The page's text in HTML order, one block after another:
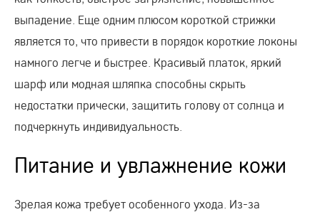
выпадение. Еще одним плюсом короткой стрижки
является то, что привести в порядок короткие локоны
намного легче и быстрее. Красивый платок, яркий
шарф или модная шляпка способны скрыть
недостатки прически, защитить голову от солнца и
подчеркнуть индивидуальность.
Питание и увлажнение кожи
Зрелая кожа требует особенного ухода. Из-за